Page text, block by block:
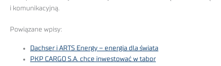
i komunikacyjną.
Powiązane wpisy:
Dachser i ARTS Energy – energia dla świata
PKP CARGO S.A. chce inwestować w tabor